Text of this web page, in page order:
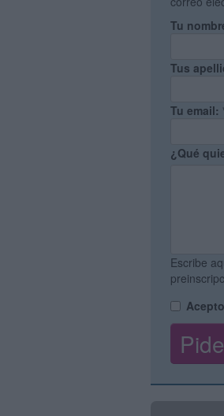
Tu
Tus
Tu email:
¿Qué
Escribe